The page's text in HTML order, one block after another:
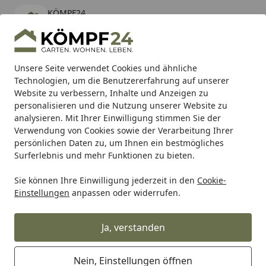
Unsere Seite verwendet Cookies und ähnliche
Technologien, um die Benutzererfahrung auf unserer
Website zu verbessern, Inhalte und Anzeigen zu
personalisieren und die Nutzung unserer Website zu
analysieren. Mit Ihrer Einwilligung stimmen Sie der
Verwendung von Cookies sowie der Verarbeitung Ihrer
persönlichen Daten zu, um Ihnen ein bestmögliches
Surferlebnis und mehr Funktionen zu bieten.
Sie können Ihre Einwilligung jederzeit in den Cookie-
Einstellungen anpassen oder widerrufen.
Ja, verstanden
Nein, Einstellungen öffnen
KÖMPF24
kostenlos - Im App Store
Hotline
Alle Produkte
Mein Konto
Suchen
Karibu Pools inkl. gratis Sandfilteranlage & Pool-
Starterset (Gesamtwert bis 468,99€)
Startseite
Makita Makita Betonbearbeitung Makita
Makita Betonschleifer PC5001C